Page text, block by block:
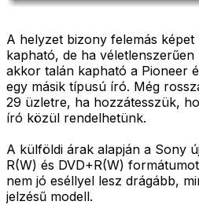
A helyzet bizony felemás képet
kapható, de ha
akkor talán kapható a Pioneer
egy másik típusú író. Még
29 üzletre, ha hozzátesszük,
író közül rendelhetünk.
A külföldi árak alapján a Sony
R(W) és DVD+R(W)
nem jó eséllyel lesz drágább,
jelzésű modell.